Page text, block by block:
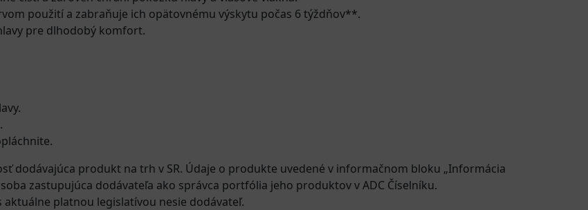
použití a zabraňuje ich opätovnému výskytu počas 6 týždňov**.
pre dlhodobý komfort.
dodávajúca produkt na trh v SR. Údaje o produkte uvedené v informačnom bloku „Informácia
zastupujúca dodávateľa ako správca portfólia jeho produktov v ADC Číselníku.
platnou legislatívou nesie dodávateľ.